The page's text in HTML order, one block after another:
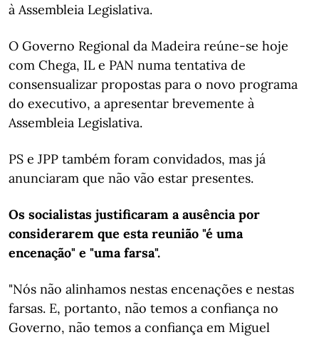
à Assembleia Legislativa.
O Governo Regional da Madeira reúne-se hoje
com Chega, IL e PAN numa tentativa de
consensualizar propostas para o novo programa
do executivo, a apresentar brevemente à
Assembleia Legislativa.
PS e JPP também foram convidados, mas já
anunciaram que não vão estar presentes.
Os socialistas justificaram a ausência por
considerarem que esta reunião "é uma
encenação" e "uma farsa".
"Nós não alinhamos nestas encenações e nestas
farsas. E, portanto, não temos a confiança no
Governo, não temos a confiança em Miguel